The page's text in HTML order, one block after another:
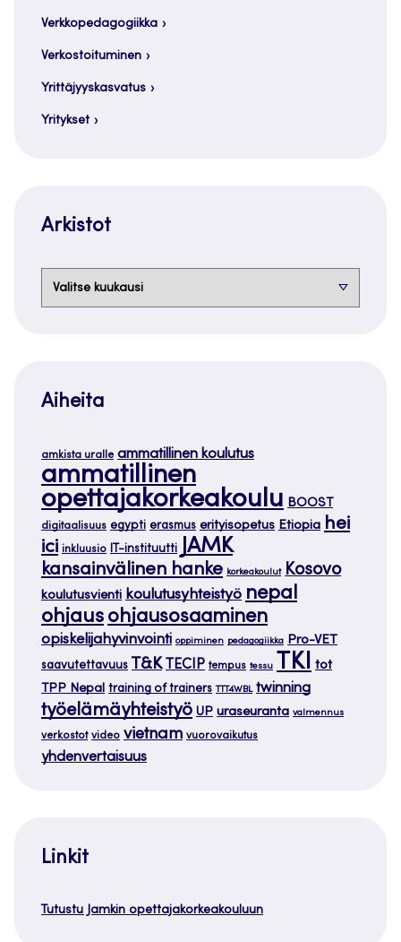
Verkkopedagogiikka
Verkostoituminen
Yrittäjyyskasvatus
Yritykset
Arkistot
Aiheita
amkista uralle ammatillinen koulutus
ammatillinen
opettajakorkeakoulu BOOST
digitaalisuus egypti erasmus erityisopetus Etiopia hei
ici inkluusio IT-instituutti JAMK
kansainvälinen hanke korkeakoulut Kosovo
koulutusvienti koulutusyhteistyö nepal
ohjaus ohjausosaaminen
opiskelijahyvinvointi oppiminen pedagogiikka Pro-VET
saavutettavuus T&K TECIP tempus tessu TKI tot
TPP Nepal training of trainers TTT4WBL twinning
työelämäyhteistyö UP uraseuranta valmennus
verkostot video vietnam vuorovaikutus
yhdenvertaisuus
Linkit
Tutustu Jamkin opettajakorkeakouluun